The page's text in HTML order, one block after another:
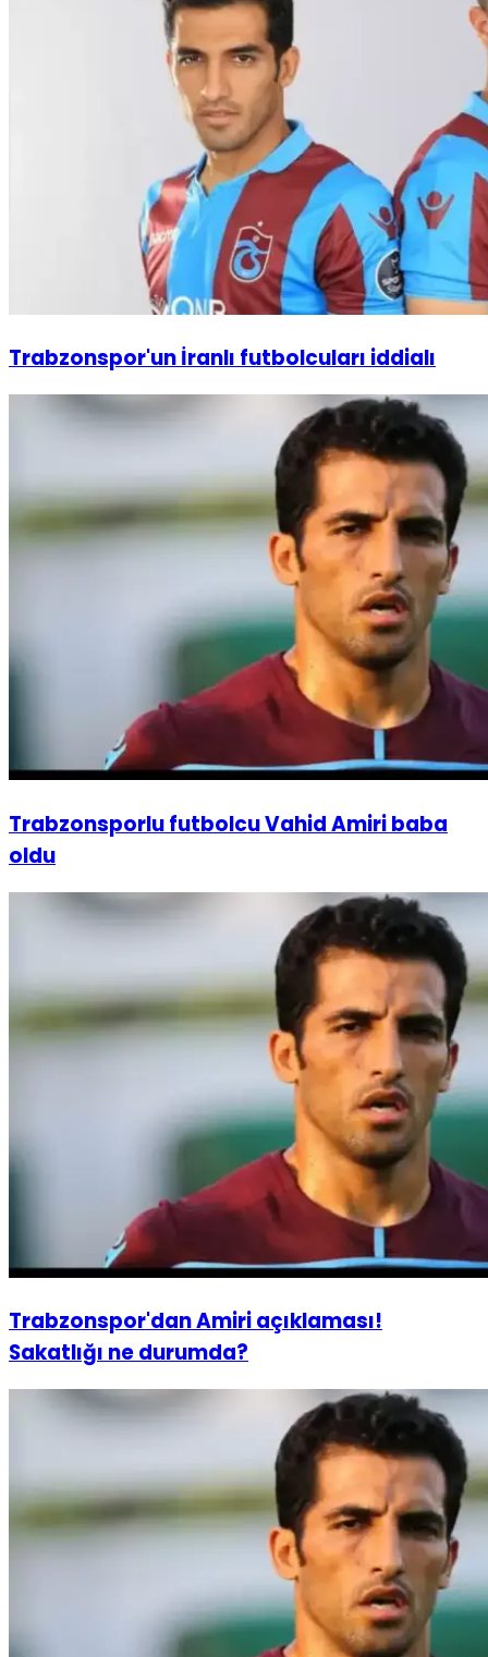
Trabzonspor'un İranlı futbolcuları iddialı
Trabzonsporlu futbolcu Vahid Amiri baba
oldu
Trabzonspor'dan Amiri açıklaması!
Sakatlığı ne durumda?